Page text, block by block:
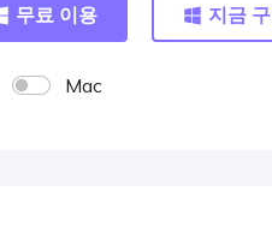
무료 이용 지금
Mac